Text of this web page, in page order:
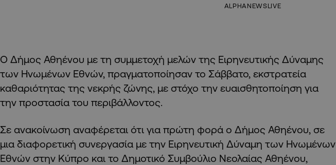
ALPHANEWSLIVE
Ο Δήμος Αθηένου με τη συμμετοχή μελών της Ειρηνευτικής Δύναμης
των Ηνωμένων Εθνών, πραγματοποίησαν το Σάββατο, εκστρατεία
καθαριότητας της νεκρής ζώνης, με στόχο την ευαισθητοποίηση για
την προστασία του περιβάλλοντος.
Σε ανακοίνωση αναφέρεται ότι για πρώτη φορά ο Δήμος Αθηένου, σε
μια διαφορετική συνεργασία με την Ειρηνευτική Δύναμη των Ηνωμένων
Εθνών στην Κύπρο και το Δημοτικό Συμβούλιο Νεολαίας Αθηένου,